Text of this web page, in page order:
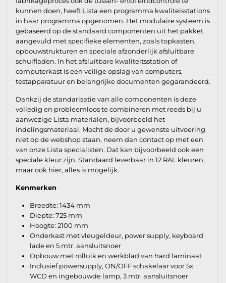
kunnen doen, heeft Lista een programma kwaliteisstations
in haar programma opgenomen. Het modulaire systeem is
gebaseerd op de standaard componenten uit het pakket,
aangevuld met specifieke elementen, zoals topkasten,
opbouwstrukturen en speciale afzonderlijk afsluitbare
schuifladen. In het afsluitbare kwaliteitsstation of
computerkast is een veilige opslag van computers,
testapparatuur en belangrijke documenten gegarandeerd.
Dankzij de standarisatie van alle componenten is deze
volledig en probleemloos te combineren met reeds bij u
aanwezige Lista materialen, bijvoorbeeld het
indelingsmateriaal. Mocht de door u gewenste uitvoering
niet op de webshop staan, neem dan contact op met een
van onze Lista specialisten. Dat kan bijvoorbeeld ook een
speciale kleur zijn. Standaard leverbaar in 12 RAL kleuren,
maar ook hier, alles is mogelijk.
Kenmerken
Breedte: 1434 mm
Diepte: 725 mm
Hoogte: 2100 mm
Onderkast met vleugeldeur, power supply, keyboard
lade en 5 mtr. aansluitsnoer
Opbouw met rolluik en werkblad van hard laminaat
Inclusief powersupply, ON/OFF schakelaar voor 5x
WCD en ingebouwde lamp, 3 mtr. aansluitsnoer